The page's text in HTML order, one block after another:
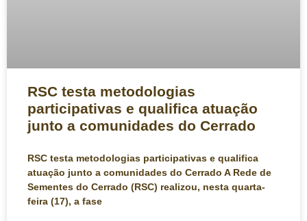
RSC testa metodologias
participativas e qualifica atuação
junto a comunidades do Cerrado
RSC testa metodologias participativas e qualifica
atuação junto a comunidades do Cerrado A Rede de
Sementes do Cerrado (RSC) realizou, nesta quarta-
feira (17), a fase